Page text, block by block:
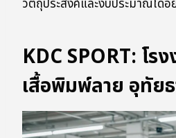
วัตถุประสงค์และงบประมาณได้
KDC SPORT: โร
เสื้อพิมพ์ลาย อุทัย